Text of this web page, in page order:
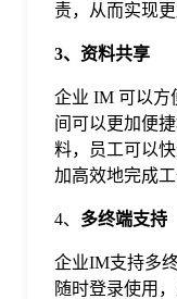
责，从而实现
3、资料共享
企业 IM 可以方
间可以更加便
料，员工可以
加高效地完成工
4、 多终端支持
企业IM支持多
随时登录使用